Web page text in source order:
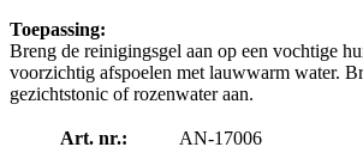
Toepassing:
Breng de reinigingsgel aan op een vochtige
voorzichtig afspoelen met lauwwarm water.
gezichtstonic of rozenwater aan.
Art. nr.:
AN-17006